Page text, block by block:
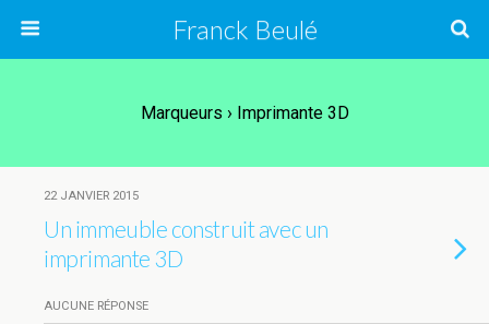
Franck Beulé
Marqueurs › Imprimante 3D
22 JANVIER 2015
Un immeuble construit avec un
imprimante 3D
AUCUNE RÉPONSE